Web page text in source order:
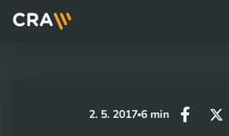
2. 5. 2017 6 min